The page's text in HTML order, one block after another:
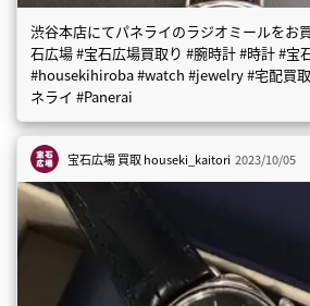
渋谷本店にてパネライのラジオミールをお
石広場 #宝石広場買取り #腕時計 #時計 #宝
#housekihiroba #watch #jewelry #宅配買
ネライ #Panerai
宝石広場 買取houseki_kaitori 2023/10/05